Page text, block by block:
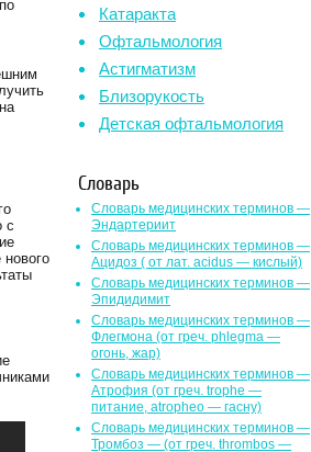
с
Катаракта
Офтальмология
Астигматизм
Близорукость
Детская офтальмология
Словарь
Словарь медицинских терминов —
Эндартериит
Словарь медицинских терминов —
Ацидоз ( от лат. асidus — кислый)
Словарь медицинских терминов —
Эпидидимит
Словарь медицинских терминов —
Флегмона (от гpeч. phlegma —
огонь, жар)
Словарь медицинских терминов —
Атрофия (от греч. trophe —
питание, atropheo — гасну)
Словарь медицинских терминов —
Тромбоз — (от греч. thrombos —